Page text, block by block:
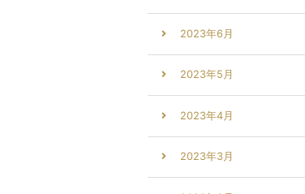
2023年6月
2023年5月
2023年4月
2023年3月